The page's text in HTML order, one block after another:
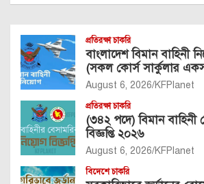
প্রতিরক্ষা চাকরি
বাংলাদেশ বিমান বাহিনী
(সকল কোর্স সার্কুলার
August 6, 2026 KFPlanet
প্রতিরক্ষা চাকরি
(৩৪২ পদে) বিমান বাহিনী
বিজ্ঞপ্তি ২০২৬
August 6, 2026 KFPlanet
বিদেশে চাকরি